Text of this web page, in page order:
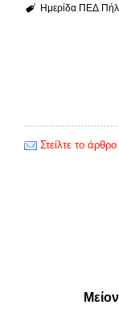
Ημερίδα ΠΕΔ
Στείλτε το άρθρο